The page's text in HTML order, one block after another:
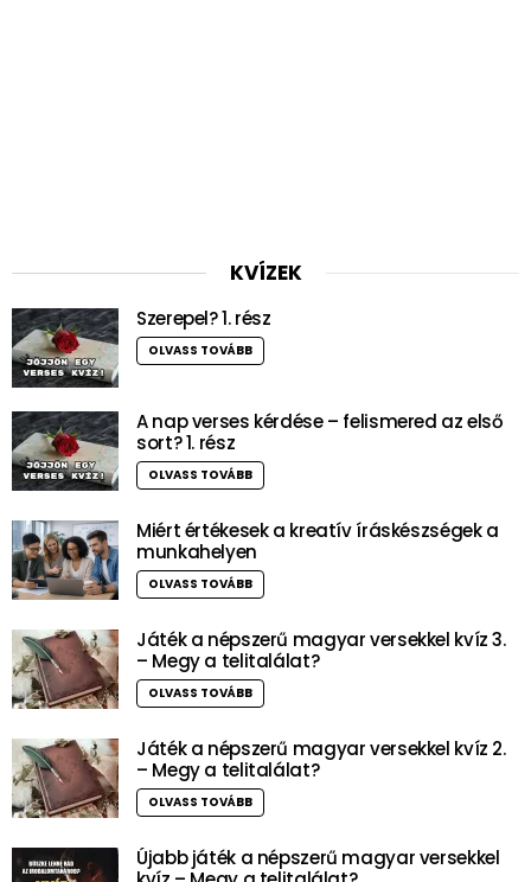
KVÍZEK
Szerepel? 1. rész
OLVASS TOVÁBB
A nap verses kérdése – felismered az első
sort? 1. rész
OLVASS TOVÁBB
Miért értékesek a kreatív íráskészségek a
munkahelyen
OLVASS TOVÁBB
Játék a népszerű magyar versekkel kvíz 3.
– Megy a telitalálat?
OLVASS TOVÁBB
Játék a népszerű magyar versekkel kvíz 2.
– Megy a telitalálat?
OLVASS TOVÁBB
Újabb játék a népszerű magyar versekkel